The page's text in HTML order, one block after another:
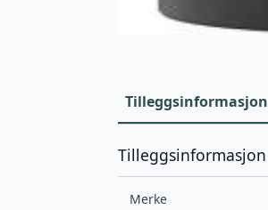
Tilleggsinformasjon
Tilleggsinformasjon
Merke